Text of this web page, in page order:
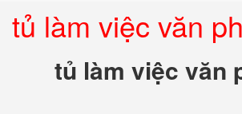
tủ làm việc văn
tủ làm việc văn